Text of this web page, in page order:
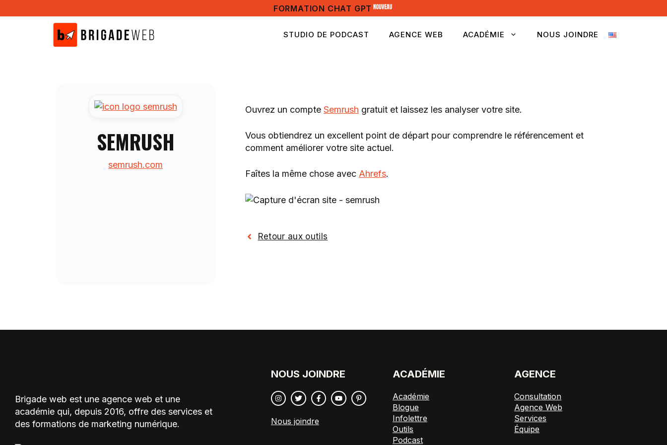
au
FORMATION CHAT GPT
STUDIO DE PODCAST AGENCE WEB ACADÉMIE NOUS JOINDRE
SEMRUSH
semrush.com
Ouvrez un compte Semrush gratuit et laissez les analyser votre site.
Vous obtiendrez un excellent point de départ pour comprendre le référencement et
comment améliorer votre site actuel.
Faîtes la même chose avec Ahrefs.
Retour aux outils
Brigade web est une agence web et une
académie qui, depuis 2016, offre des services et
des formations de marketing numérique.
NOUS JOINDRE
Nous joindre
ACADÉMIE
Académie
Blogue
Infolettre
Outils
Podcast
AGENCE
Consultation
Agence Web
Services
Équipe